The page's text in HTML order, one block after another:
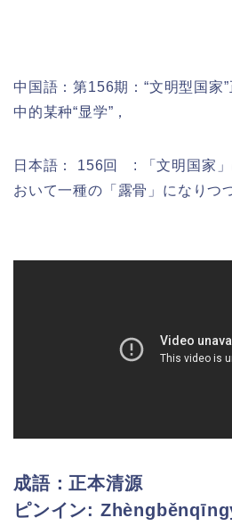
中国語：第156期：“文明型国家
中的某种“显学”，
日本語： 156回 : 「文明国家
おいて一種の「露骨」になりつ
成語：正本清源
ピンイン: